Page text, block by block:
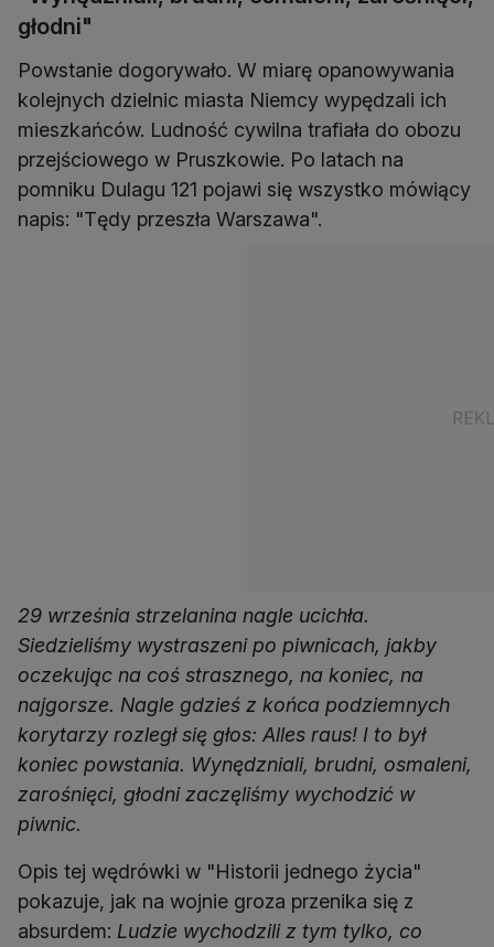
głodni"
Powstanie dogorywało. W miarę opanowywania
kolejnych dzielnic miasta Niemcy wypędzali ich
mieszkańców. Ludność cywilna trafiała do obozu
przejściowego w Pruszkowie. Po latach na
pomniku Dulagu 121 pojawi się wszystko mówiący
napis: "Tędy przeszła Warszawa".
29 września strzelanina nagle ucichła.
Siedzieliśmy wystraszeni po piwnicach, jakby
oczekując na coś strasznego, na koniec, na
najgorsze. Nagle gdzieś z końca podziemnych
korytarzy rozległ się głos: Alles raus! I to był
koniec powstania. Wynędzniali, brudni, osmaleni,
zarośnięci, głodni zaczęliśmy wychodzić w
piwnic.
Opis tej wędrówki w "Historii jednego życia"
pokazuje, jak na wojnie groza przenika się z
absurdem: Ludzie wychodzili z tym tylko, co